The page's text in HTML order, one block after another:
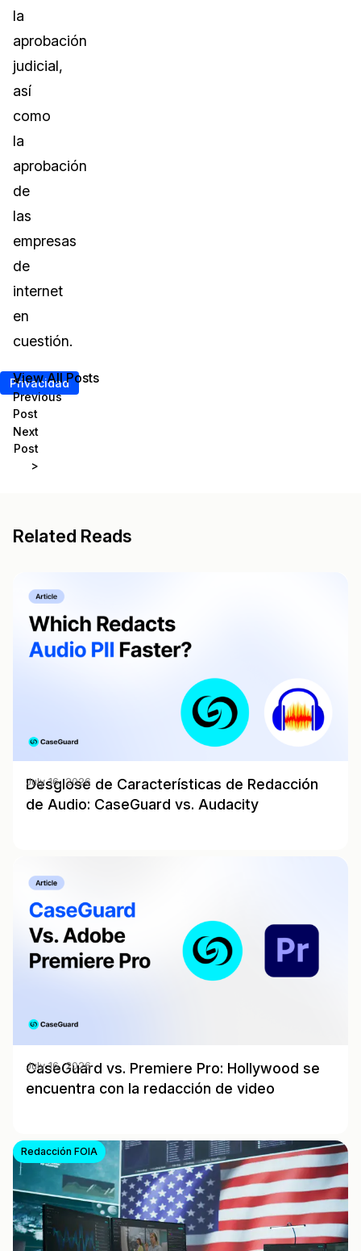
la
aprobación
judicial,
así
como
la
aprobación
de
las
empresas
de
internet
en
cuestión.
Privacidad
<
Previous
Post
Next
Post
>
View All Posts
Related Reads
Desglose de Características de Redacción
de Audio: CaseGuard vs. Audacity
July 16, 2026
CaseGuard vs. Premiere Pro: Hollywood se
encuentra con la redacción de video
July 16, 2026
Redacción FOIA